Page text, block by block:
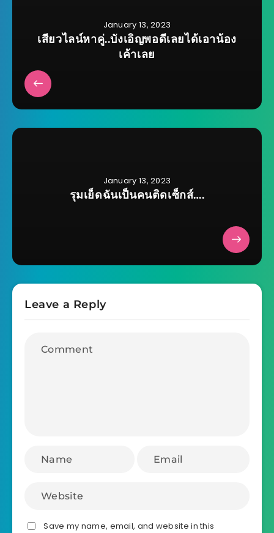
January 13, 2023
เสียวไลน์หาคู่..บังเอิญพอดีเลยได้เอาน้อง
เค้าเลย
January 13, 2023
รุมเย็ดฉันเป็นคนติดเซ็กส์….
Leave a Reply
Save my name, email, and website in this